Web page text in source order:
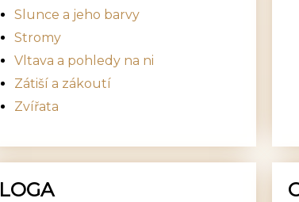
Slunce a jeho barvy
Stromy
Vltava a pohledy na ni
Zátiší a zákoutí
Zvířata
LOGA